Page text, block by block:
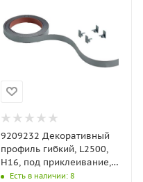
9209232 Декоративный
профиль гибкий, L2500,
H16, под приклеивание,
серебристый
Есть в наличии: 8